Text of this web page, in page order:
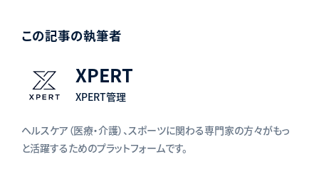
この記事の執筆者
XPERT
XPERT管理
ヘルスケア（医療・介護）、スポーツに関わる専門家の方々がもっ
と活躍するためのプラットフォームです。